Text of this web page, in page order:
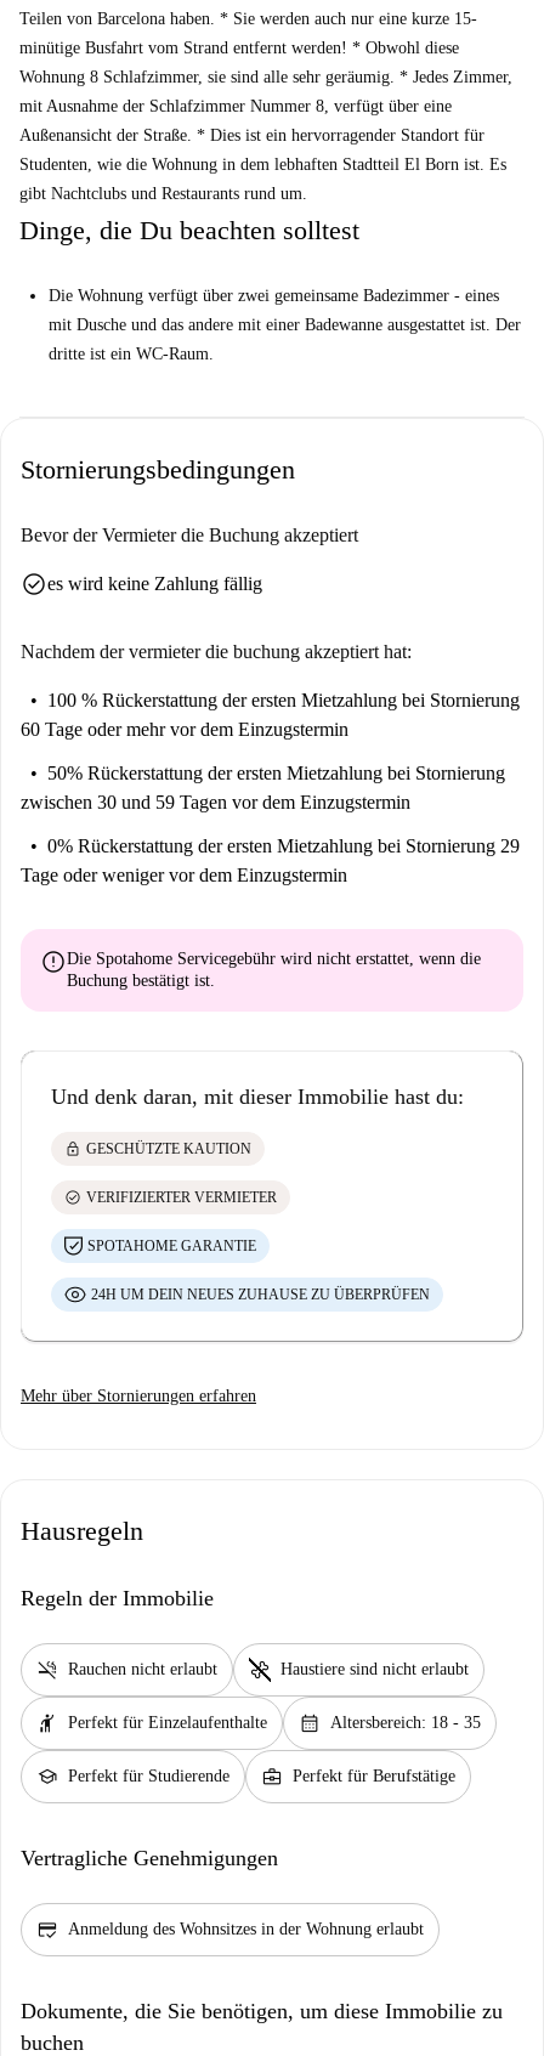
Teilen von Barcelona haben. * Sie werden auch nur eine kurze 15-
minütige Busfahrt vom Strand entfernt werden! * Obwohl diese
Wohnung 8 Schlafzimmer, sie sind alle sehr geräumig. * Jedes Zimmer,
mit Ausnahme der Schlafzimmer Nummer 8, verfügt über eine
Außenansicht der Straße. * Dies ist ein hervorragender Standort für
Studenten, wie die Wohnung in dem lebhaften Stadtteil El Born ist. Es
gibt Nachtclubs und Restaurants rund um.
Dinge, die Du beachten solltest
Die Wohnung verfügt über zwei gemeinsame Badezimmer - eines
mit Dusche und das andere mit einer Badewanne ausgestattet ist. Der
dritte ist ein WC-Raum.
Stornierungsbedingungen
Bevor der Vermieter die Buchung akzeptiert
check_circlees wird keine Zahlung fällig
Nachdem der vermieter die buchung akzeptiert hat:
100 % Rückerstattung der ersten Mietzahlung bei Stornierung
60 Tage oder mehr vor dem Einzugstermin
50% Rückerstattung der ersten Mietzahlung bei Stornierung
zwischen 30 und 59 Tagen vor dem Einzugstermin
0% Rückerstattung der ersten Mietzahlung bei Stornierung 29
Tage oder weniger vor dem Einzugstermin
errorDie Spotahome Servicegebühr wird nicht erstattet , wenn die
Buchung bestätigt ist.
Und denk daran, mit dieser Immobilie hast du:
lock GESCHÜTZTE KAUTION
check_circle VERIFIZIERTER VERMIETER
SPOTAHOME GARANTIE
24H UM DEIN NEUES ZUHAUSE ZU ÜBERPRÜFEN
Mehr über Stornierungen erfahren
Hausregeln
Regeln der Immobilie
smoke_free Rauchen nicht erlaubt pet_supplies Haustiere sind nicht erlaubt
hail Perfekt für Einzelaufenthalte calendar_month Altersbereich: 18 - 35
school Perfekt für Studierende business_center Perfekt für Berufstätige
Vertragliche Genehmigungen
credit_score Anmeldung des Wohnsitzes in der Wohnung erlaubt
Dokumente, die Sie benötigen, um diese Immobilie zu
buchen